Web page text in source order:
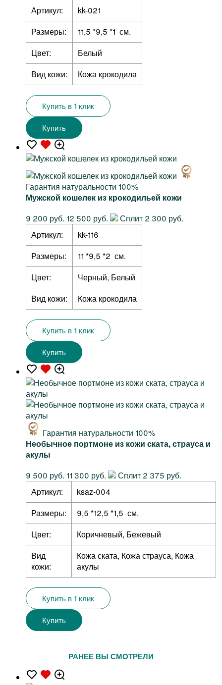
Артикул:
kk-021
Размеры:
11,5 *9,5 *1 см.
Цвет:
Белый
Вид кожи:
Кожа крокодила
Купить в 1 клик
Купить
Гарантия натуральности 100%
Мужской кошелек из крокодильей кожи
9 200 руб. 12 500 руб.
Сплит 2 300 руб.
Артикул:
kk-116
Размеры:
11 *9,5 *2 см.
Цвет:
Черный, Белый
Вид кожи:
Кожа крокодила
Купить в 1 клик
Купить
Гарантия натуральности 100%
Необычное портмоне из кожи ската, страуса и
акулы
9 500 руб. 11 300 руб.
Сплит 2 375 руб.
Артикул:
ksaz-004
Размеры:
9,5 *12,5 *1,5 см.
Цвет:
Коричневый, Бежевый
Вид
кожи:
Кожа ската, Кожа страуса, Кожа
акулы
Купить в 1 клик
Купить
РАНЕЕ ВЫ СМОТРЕЛИ